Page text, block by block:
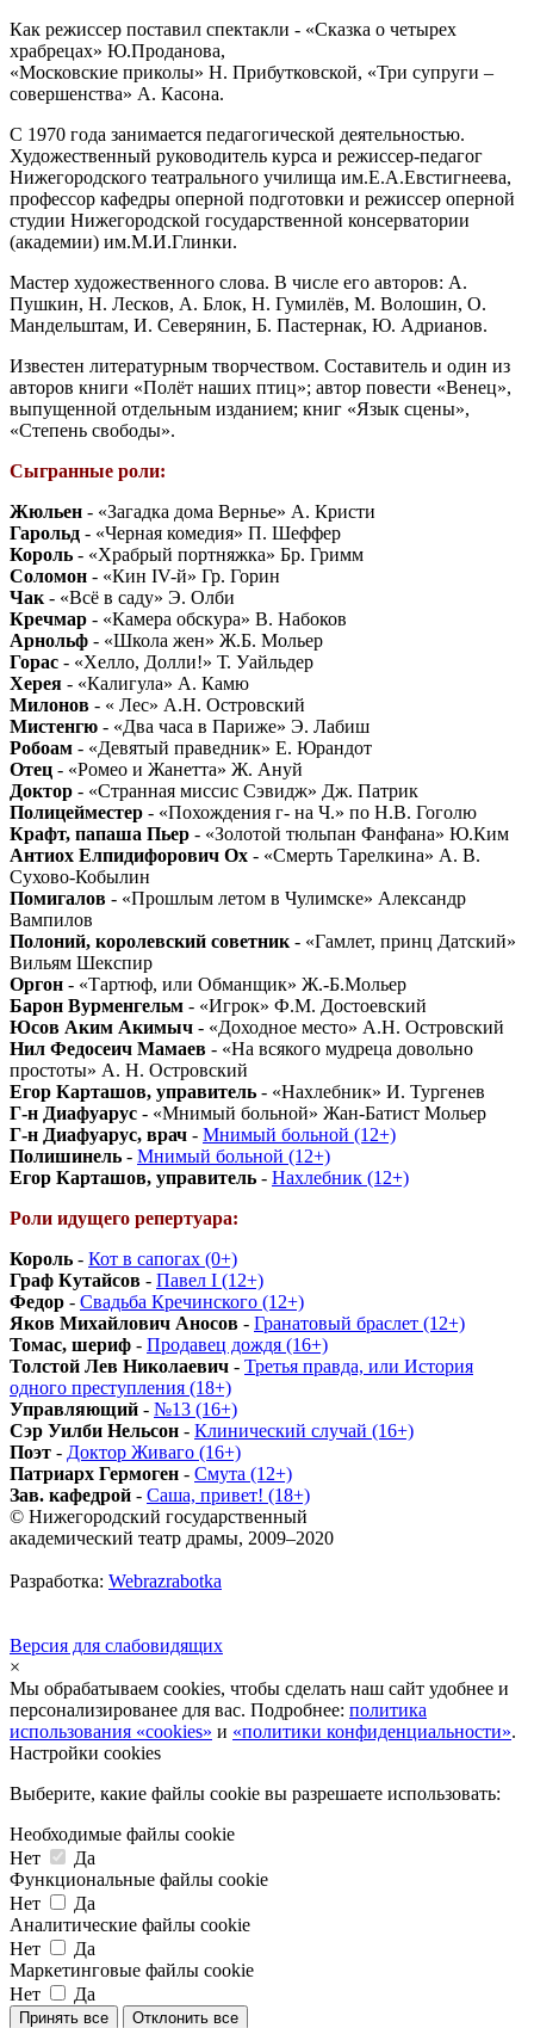
Как режиссер поставил спектакли - «Сказка о четырех
храбрецах» Ю.Проданова,
«Московские приколы» Н. Прибутковской, «Три супруги –
совершенства» А. Касона.
С 1970 года занимается педагогической деятельностью.
Художественный руководитель курса и режиссер-педагог
Нижегородского театрального училища им.Е.А.Евстигнеева,
профессор кафедры оперной подготовки и режиссер оперной
студии Нижегородской государственной консерватории
(академии) им.М.И.Глинки.
Мастер художественного слова. В числе его авторов: А.
Пушкин, Н. Лесков, А. Блок, Н. Гумилёв, М. Волошин, О.
Мандельштам, И. Северянин, Б. Пастернак, Ю. Адрианов.
Известен литературным творчеством. Составитель и один из
авторов книги «Полёт наших птиц»; автор повести «Венец»,
выпущенной отдельным изданием; книг «Язык сцены»,
«Степень свободы».
Сыгранные роли:
Жюльен - «Загадка дома Вернье» А. Кристи
Гарольд - «Черная комедия» П. Шеффер
Король - «Храбрый портняжка» Бр. Гримм
Соломон - «Кин IV-й» Гр. Горин
Чак - «Всё в саду» Э. Олби
Кречмар - «Камера обскура» В. Набоков
Арнольф - «Школа жен» Ж.Б. Мольер
Горас - «Хелло, Долли!» Т. Уайльдер
Херея - «Калигула» А. Камю
Милонов - « Лес» А.Н. Островский
Мистенгю - «Два часа в Париже» Э. Лабиш
Робоам - «Девятый праведник» Е. Юрандот
Отец - «Ромео и Жанетта» Ж. Ануй
Доктор - «Странная миссис Сэвидж» Дж. Патрик
Полицейместер - «Похождения г- на Ч.» по Н.В. Гоголю
Крафт, папаша Пьер - «Золотой тюльпан Фанфана» Ю.Ким
Антиох Елпидифорович Ох - «Смерть Тарелкина» А. В.
Сухово-Кобылин
Помигалов - «Прошлым летом в Чулимске» Александр
Вампилов
Полоний, королевский советник - «Гамлет, принц Датский»
Вильям Шекспир
Оргон - «Тартюф, или Обманщик» Ж.-Б.Мольер
Барон Вурменгельм - «Игрок» Ф.М. Достоевский
Юсов Аким Акимыч - «Доходное место» А.Н. Островский
Нил Федосеич Мамаев - «На всякого мудреца довольно
простоты» А. Н. Островский
Егор Карташов, управитель - «Нахлебник» И. Тургенев
Г-н Диафуарус - «Мнимый больной» Жан-Батист Мольер
Г-н Диафуарус, врач - Мнимый больной (12+)
Полишинель - Мнимый больной (12+)
Егор Карташов, управитель - Нахлебник (12+)
Роли идущего репертуара:
Король - Кот в сапогах (0+)
Граф Кутайсов - Павел I (12+)
Федор - Свадьба Кречинского (12+)
Яков Михайлович Аносов - Гранатовый браслет (12+)
Томас, шериф - Продавец дождя (16+)
Толстой Лев Николаевич - Третья правда, или История
одного преступления (18+)
Управляющий - №13 (16+)
Сэр Уилби Нельсон - Клинический случай (16+)
Поэт - Доктор Живаго (16+)
Патриарх Гермоген - Смута (12+)
Зав. кафедрой - Саша, привет! (18+)
© Нижегородский государственный
академический театр драмы, 2009–2020
Разработка: Webrazrabotka
Версия для слабовидящих
×
Мы обрабатываем cookies, чтобы сделать наш сайт удобнее и
персонализированее для вас. Подробнее: политика
использования «cookies» и «политики конфиденциальности».
Настройки cookies
Выберите, какие файлы cookie вы разрешаете использовать:
Необходимые файлы cookie
Нет
Да
Функциональные файлы cookie
Нет
Да
Аналитические файлы cookie
Нет
Да
Маркетинговые файлы cookie
Нет
Да
Принять все Отклонить все